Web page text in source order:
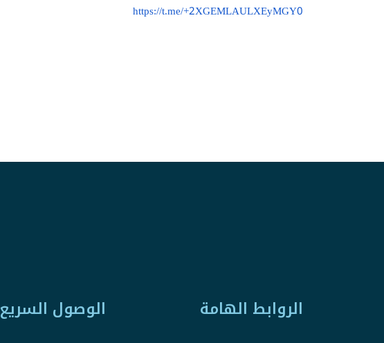
https://t.me/+2XGEMLAULXEyMGY0
الروابط الهامة الوصول السريع